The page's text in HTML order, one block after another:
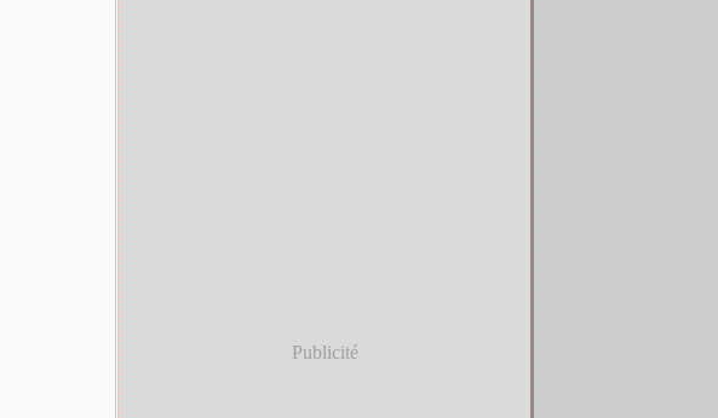
Publicité